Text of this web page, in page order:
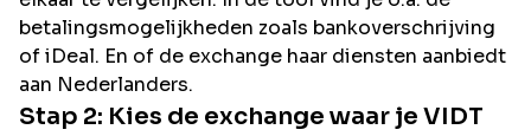
betalingsmogelijkheden zoals bankoverschrijving
of iDeal. En of de exchange haar diensten aanbiedt
aan Nederlanders.
Stap 2: Kies de exchange waar je VIDT